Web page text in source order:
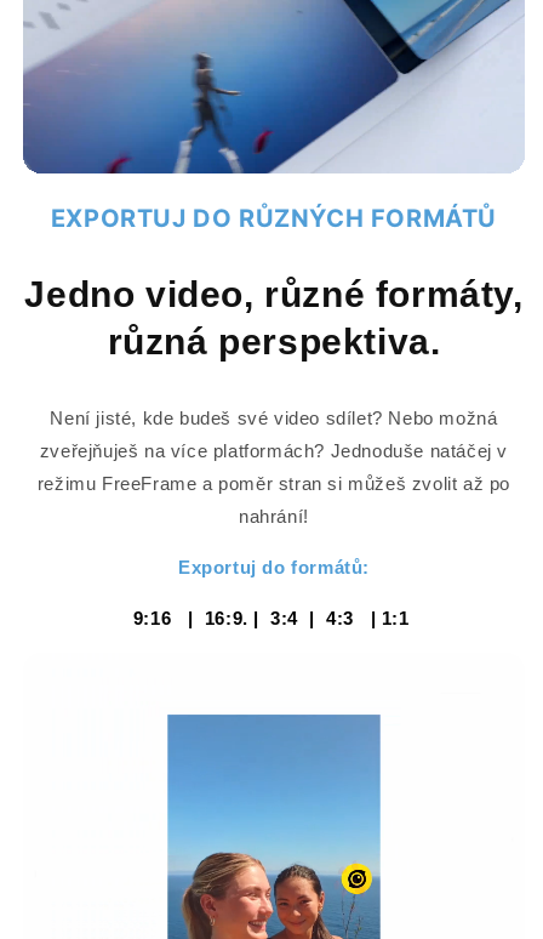
EXPORTUJ DO RŮZNÝCH FORMÁTŮ
Jedno video, různé formáty,
různá perspektiva.
Není jisté, kde budeš své video sdílet? Nebo možná
zveřejňuješ na více platformách? Jednoduše natáčej v
režimu FreeFrame a poměr stran si můžeš zvolit až po
nahrání!
Exportuj do formátů:
9:16 | 16:9. | 3:4 | 4:3 | 1:1